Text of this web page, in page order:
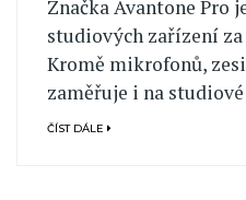
Značka Avantone Pro
studiových zařízení
Kromě mikrofonů,
zaměřuje i na
ČÍST DÁLE